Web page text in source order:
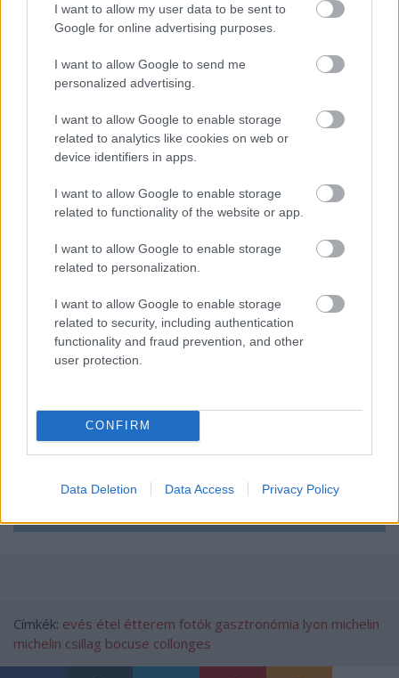
I want to allow my user data to be sent to
Google for online advertising purposes.
I want to allow Google to send me
personalized advertising.
I want to allow Google to enable storage
related to analytics like cookies on web or
device identifiers in apps.
I want to allow Google to enable storage
related to functionality of the website or app.
I want to allow Google to enable storage
related to personalization.
I want to allow Google to enable storage
related to security, including authentication
functionality and fraud prevention, and other
user protection.
CONFIRM
Data Deletion Data Access Privacy Policy
Bocuse d'Or 2011 a Világevőn . És aFacebookon,
csatlakozz!
Címkék: evés étel étterem fotók gasztronómia lyon michelin
michelin csillag bocuse collonges